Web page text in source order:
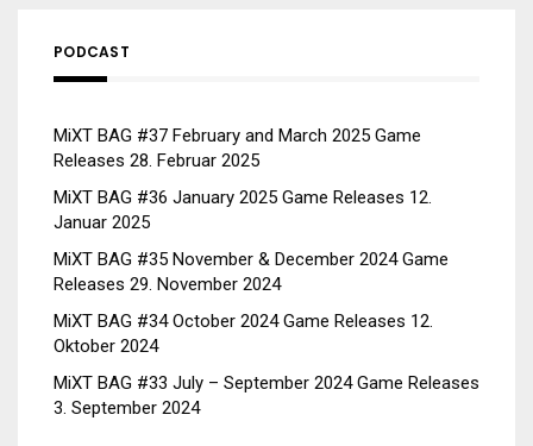
PODCAST
MiXT BAG #37 February and March 2025 Game
Releases 28. Februar 2025
MiXT BAG #36 January 2025 Game Releases 12.
Januar 2025
MiXT BAG #35 November & December 2024 Game
Releases 29. November 2024
MiXT BAG #34 October 2024 Game Releases 12.
Oktober 2024
MiXT BAG #33 July – September 2024 Game Releases
3. September 2024